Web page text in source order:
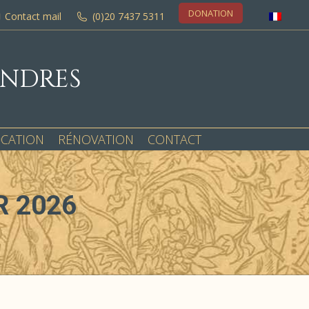
Contact mail (0)20 7437 5311 DONATION
RÉNOVATION CONTACT
2026